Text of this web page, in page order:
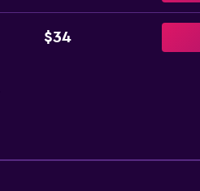
$34